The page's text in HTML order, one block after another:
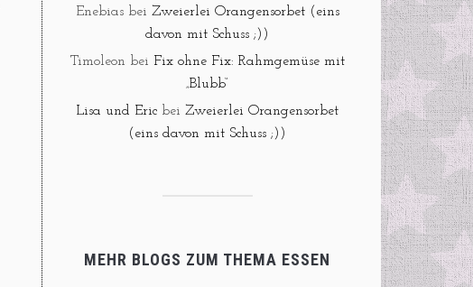
Enebiasbei Zweierlei Orangensorbet (eins
davon mit Schuss ;))
Timoleon bei Fix ohne Fix: Rahmgemüse mit
„Blubb“
Lisa und Eric beiZweierlei Orangensorbet
(eins davon mit Schuss ;))
MEHR BLOGS ZUM THEMA ESSEN